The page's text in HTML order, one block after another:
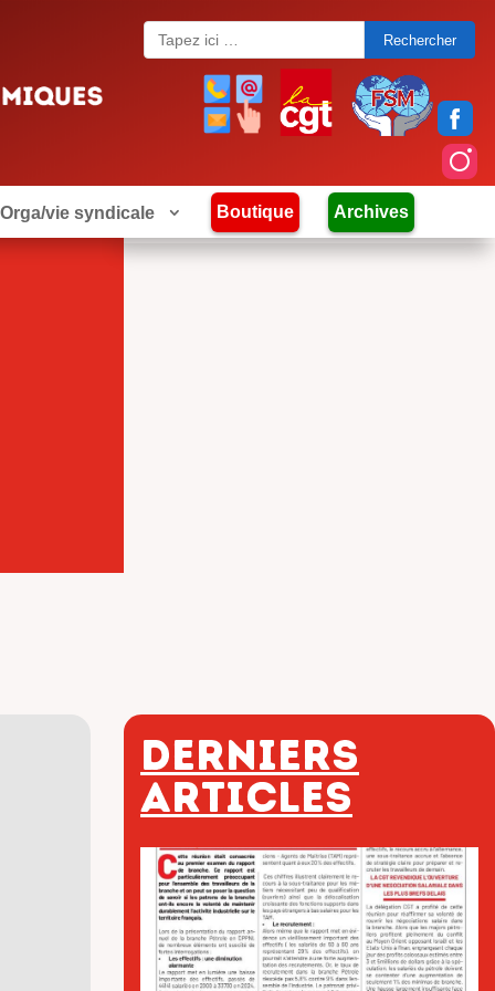
Search
for:
Orga/vie syndicale Boutique Archives
Derniers
articles